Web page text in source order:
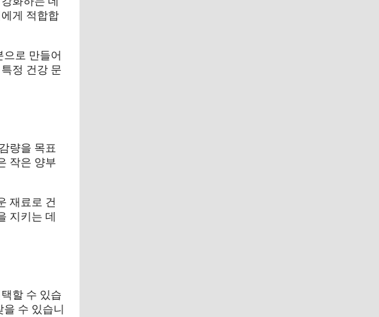
게 적합합
로 만들어
정 건강 문
량을 목표
작은 양부
재료로 건
지키는 데
할 수 있습
수 있습니